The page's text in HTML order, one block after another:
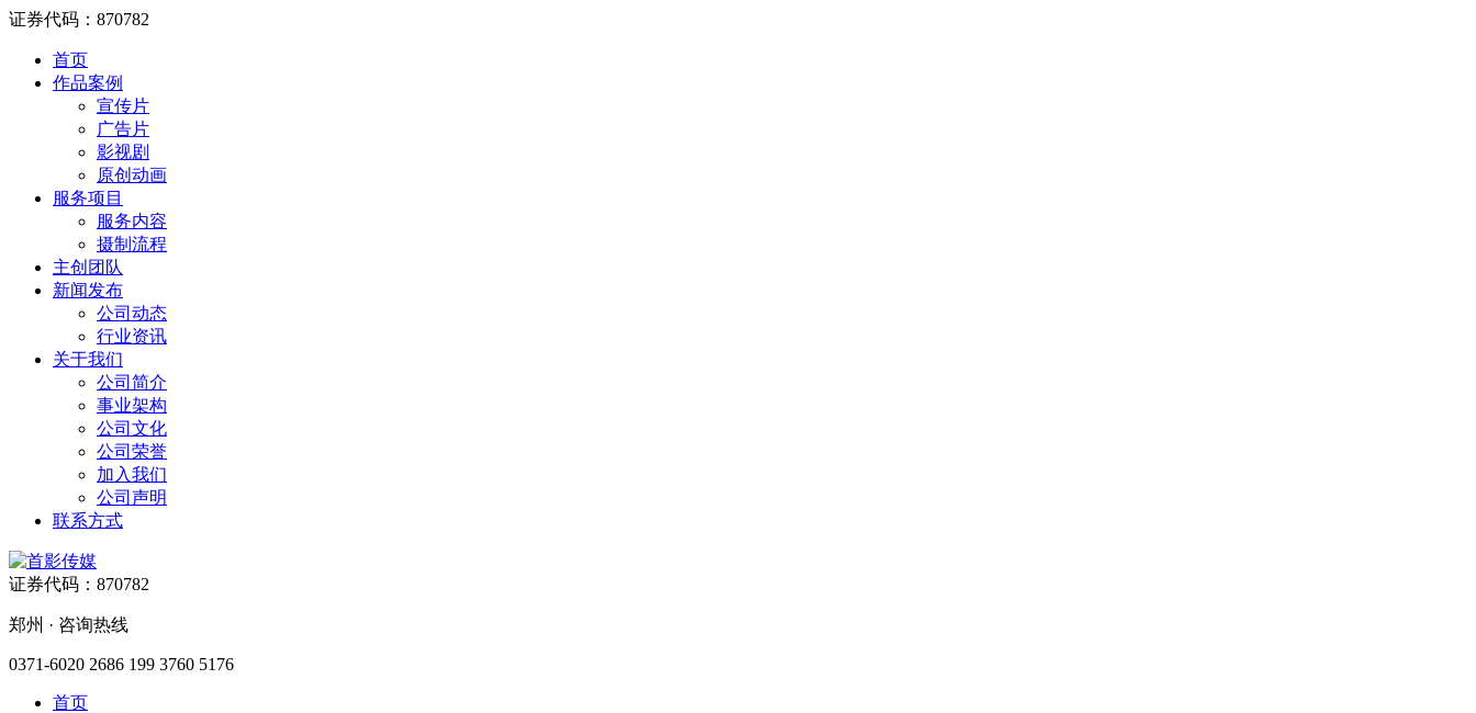
证券代码：870782
首页
作品案例
宣传片
广告片
影视剧
原创动画
服务项目
服务内容
摄制流程
主创团队
新闻发布
公司动态
行业资讯
关于我们
公司简介
事业架构
公司文化
公司荣誉
加入我们
公司声明
联系方式
证券代码：870782
郑州 · 咨询热线
0371-6020 2686 199 3760 5176
首页